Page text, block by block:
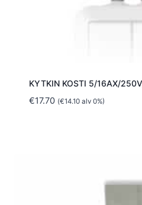
KYTKIN KOSTI 5/16AX/
€17.70 (€14.10alv 0%)